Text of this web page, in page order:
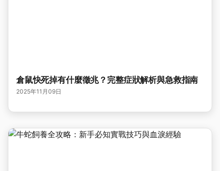
倉鼠快死掉有什麼徵兆？完整症狀解析與急救指南
2025年11月09日